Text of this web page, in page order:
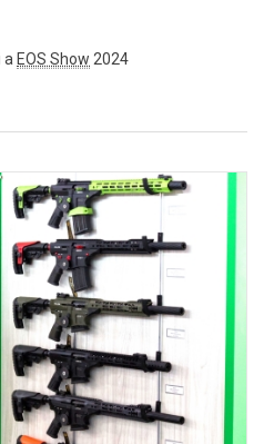
a EOS Show 2024